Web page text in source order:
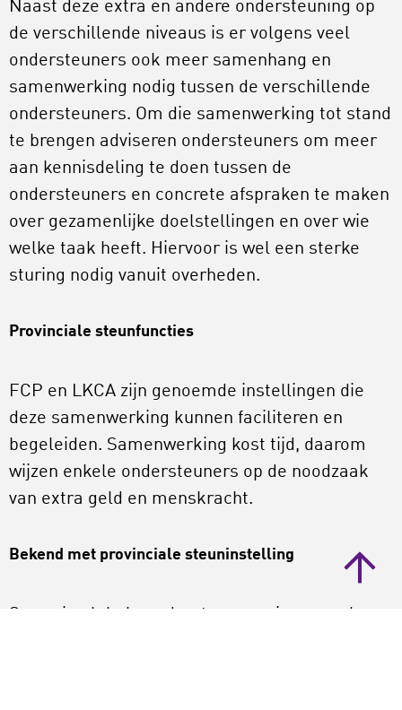
Naast deze extra en andere ondersteuning op
de verschillende niveaus is er volgens veel
ondersteuners ook meer samenhang en
samenwerking nodig tussen de verschillende
ondersteuners. Om die samenwerking tot stand
te brengen adviseren ondersteuners om meer
aan kennisdeling te doen tussen de
ondersteuners en concrete afspraken te maken
over gezamenlijke doelstellingen en over wie
welke taak heeft. Hiervoor is wel een sterke
sturing nodig vanuit overheden.
Provinciale steunfuncties
FCP en LKCA zijn genoemde instellingen die
deze samenwerking kunnen faciliteren en
begeleiden. Samenwerking kost tijd, daarom
wijzen enkele ondersteuners op de noodzaak
van extra geld en menskracht.
Bekend met provinciale steuninstelling